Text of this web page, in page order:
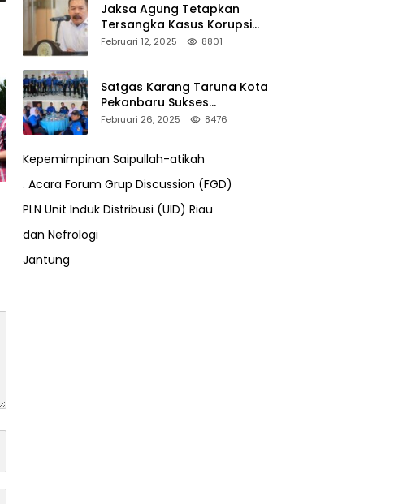
Jaksa Agung Tetapkan
Tersangka Kasus Korupsi
Kehutanan, DPP Advokasi IPJI
Februari 12, 2025 8801
Satgas Karang Taruna Kota
Pekanbaru Sukses
Mengamankan Acara Temu
Februari 26, 2025 8476
Kepemimpinan Saipullah-atikah
. Acara Forum Grup Discussion (FGD)
PLN Unit Induk Distribusi (UID) Riau
dan Nefrologi
Jantung